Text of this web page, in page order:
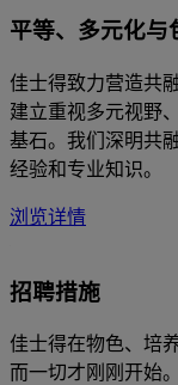
平等、多元化与
佳士得致力营造共
建立重视多元视野
基石。我们深明共
经验和专业知识。
浏览详情
招聘措施
佳士得在物色、培
而一切才刚刚开始